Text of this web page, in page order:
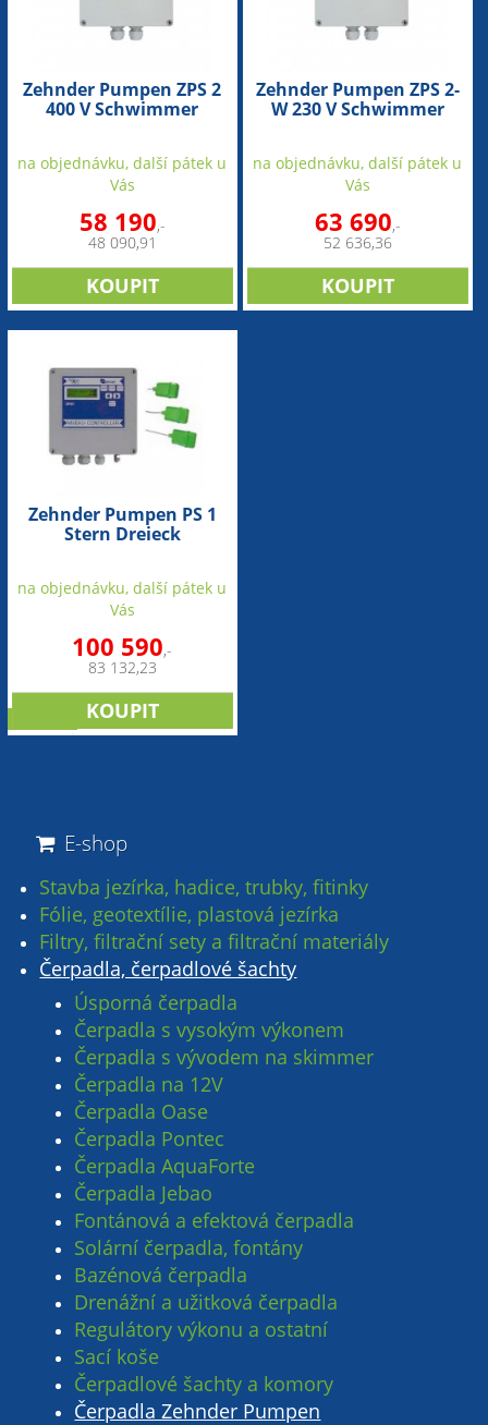
Zehnder Pumpen ZPS 2
400 V Schwimmer
na objednávku, další pátek u
Vás
58 190,-
48 090,91
Zehnder Pumpen ZPS 2-
W 230 V Schwimmer
na objednávku, další pátek u
Vás
63 690,-
52 636,36
Zehnder Pumpen PS 1
Stern Dreieck
na objednávku, další pátek u
Vás
100 590,-
83 132,23
E-shop
Stavba jezírka, hadice, trubky, fitinky
Fólie, geotextílie, plastová jezírka
Filtry, filtrační sety a filtrační materiály
Čerpadla, čerpadlové šachty
Úsporná čerpadla
Čerpadla s vysokým výkonem
Čerpadla s vývodem na skimmer
Čerpadla na 12V
Čerpadla Oase
Čerpadla Pontec
Čerpadla AquaForte
Čerpadla Jebao
Fontánová a efektová čerpadla
Solární čerpadla, fontány
Bazénová čerpadla
Drenážní a užitková čerpadla
Regulátory výkonu a ostatní
Sací koše
Čerpadlové šachty a komory
Čerpadla Zehnder Pumpen